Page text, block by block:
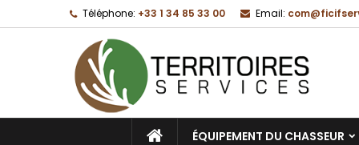
Téléphone: +33 1 34 85 33 00 Email:
ACCUEILÉQUIPEMENT DU CHASSEUR